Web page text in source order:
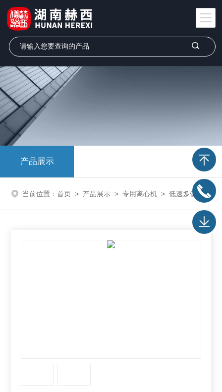
产品展示
当前位置： 首页 > 产品展示 > 专用离心机 > 低速多管架离心机